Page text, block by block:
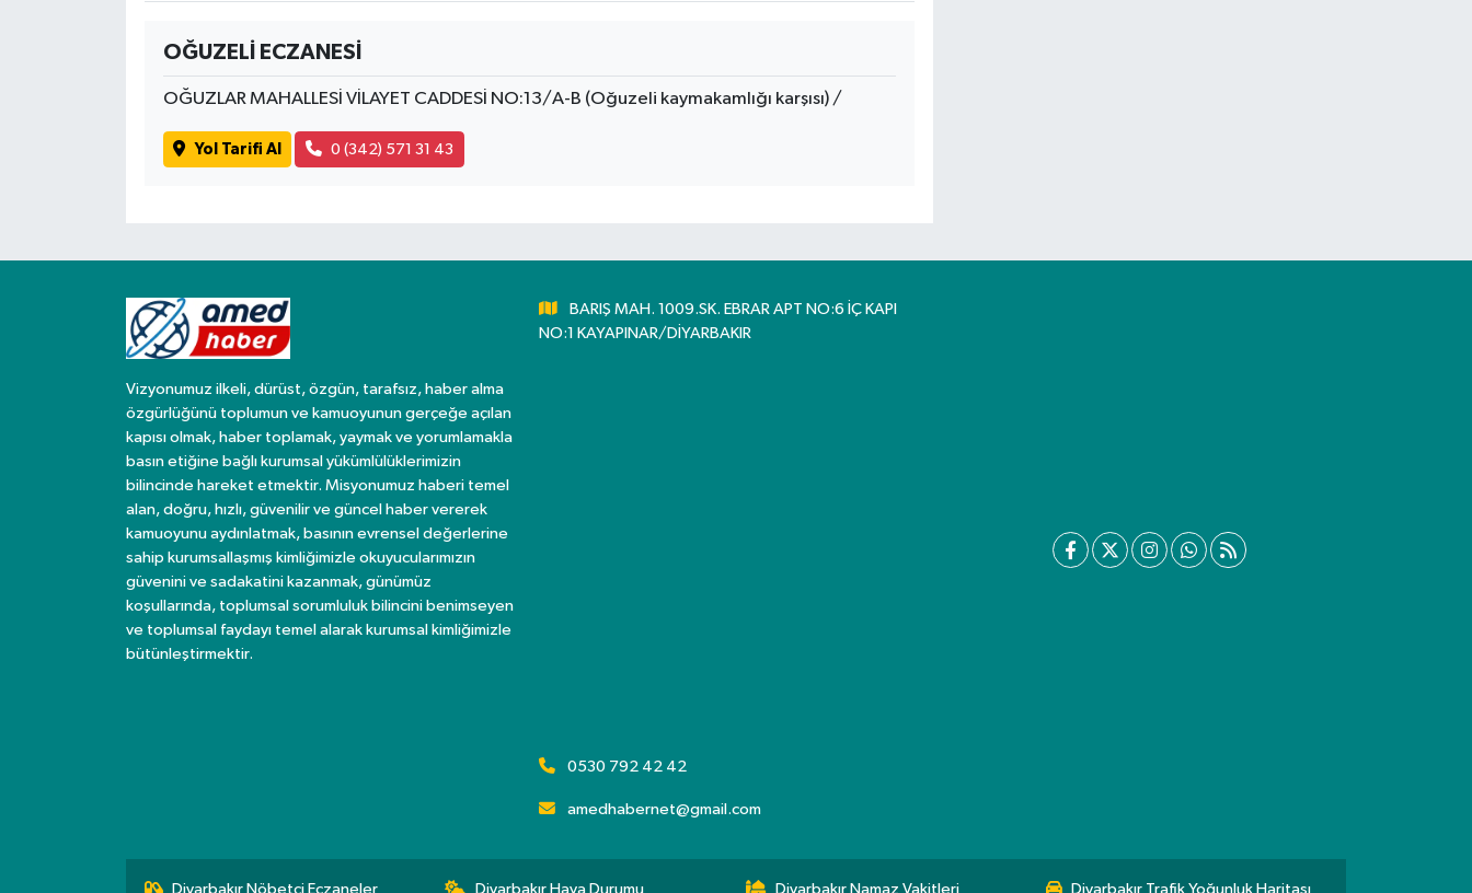
OĞUZELİ ECZANESİ
OĞUZLAR MAHALLESİ VİLAYET CADDESİ NO:13/A-B (Oğuzeli kaymakamlığı karşısı) /
Yol Tarifi Al 0 (342) 571 31 43
Vizyonumuz ilkeli, dürüst, özgün, tarafsız, haber alma
özgürlüğünü toplumun ve kamuoyunun gerçeğe açılan
kapısı olmak, haber toplamak, yaymak ve yorumlamakla
basın etiğine bağlı kurumsal yükümlülüklerimizin
bilincinde hareket etmektir. Misyonumuz haberi temel
alan, doğru, hızlı, güvenilir ve güncel haber vererek
kamuoyunu aydınlatmak, basının evrensel değerlerine
sahip kurumsallaşmış kimliğimizle okuyucularımızın
güvenini ve sadakatini kazanmak, günümüz
koşullarında, toplumsal sorumluluk bilincini benimseyen
ve toplumsal faydayı temel alarak kurumsal kimliğimizle
bütünleştirmektir.
BARIŞ MAH. 1009.SK. EBRAR APT NO:6 İÇ KAPI
NO:1 KAYAPINAR/DİYARBAKIR
0530 792 42 42
amedhabernet@gmail.com
Diyarbakır Nöbetçi Eczaneler Diyarbakır Hava Durumu Diyarbakır Namaz Vakitleri Diyarbakır Trafik Yoğunluk Haritası